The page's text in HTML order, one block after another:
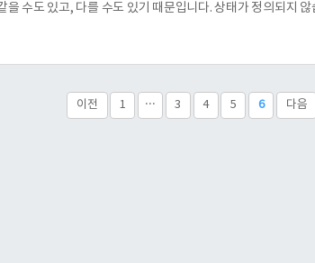
을 수도 있고, 다를 수도 있기 때문입니다. 상태가 정의되지
이전 1 ··· 3 4 5 6 다음